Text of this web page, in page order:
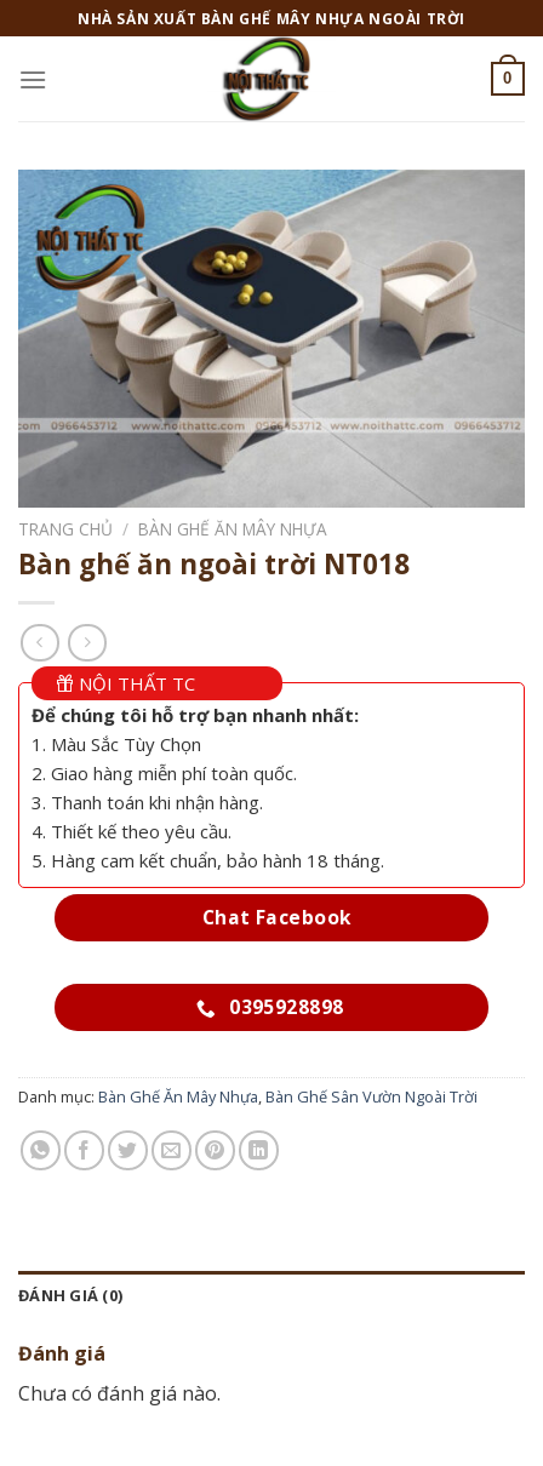
to
content
NHÀ SẢN XUẤT BÀN GHẾ MÂY NHỰA NGOÀI TRỜI
0
TRANG CHỦ / BÀN GHẾ ĂN MÂY NHỰA
Bàn ghế ăn ngoài trời NT018
NỘI THẤT TC
Để chúng tôi hỗ trợ bạn nhanh nhất:
1. Màu Sắc Tùy Chọn
2. Giao hàng miễn phí toàn quốc.
3. Thanh toán khi nhận hàng.
4. Thiết kế theo yêu cầu.
5. Hàng cam kết chuẩn, bảo hành 18 tháng.
Chat Facebook
0395928898
Danh mục: Bàn Ghế Ăn Mây Nhựa,Bàn Ghế Sân Vườn Ngoài Trời
ĐÁNH GIÁ (0)
Đánh giá
Chưa có đánh giá nào.